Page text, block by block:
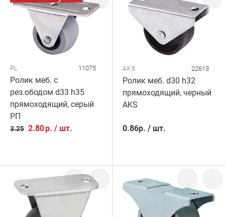
PL 11075
Ролик меб. с
рез.ободом d33 h35
прямоходящий, серый
РП
3.25 2.80р. / шт.
AKS 22613
Ролик меб. d30 h32
прямоходящий, черный
AKS
0.86р. / шт.